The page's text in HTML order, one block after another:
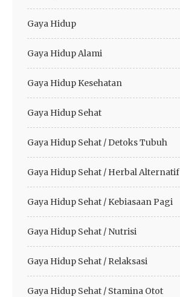
Gaya Hidup
Gaya Hidup Alami
Gaya Hidup Kesehatan
Gaya Hidup Sehat
Gaya Hidup Sehat / Detoks Tubuh
Gaya Hidup Sehat / Herbal Alternatif
Gaya Hidup Sehat / Kebiasaan Pagi
Gaya Hidup Sehat / Nutrisi
Gaya Hidup Sehat / Relaksasi
Gaya Hidup Sehat / Stamina Otot